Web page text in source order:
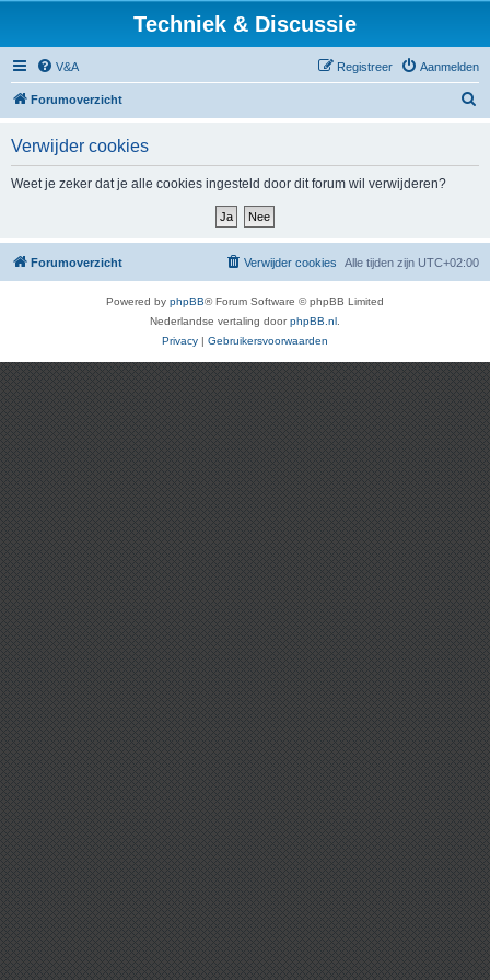
Techniek & Discussie
V&A Aanmelden
Registreer
Forumoverzicht
Verwijder cookies
Weet je zeker dat je alle cookies ingesteld door dit forum wil verwijderen?
Forumoverzicht Alle tijden zijn UTC+02:00
Verwijder cookies
Powered by phpBB® Forum Software © phpBB Limited
Nederlandse vertaling doorphpBB.nl
Privacy | Gebruikersvoorwaarden